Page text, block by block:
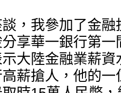
，我參加了金融
享華一銀行第一
大陸金融業薪資
薪搶人，他的一